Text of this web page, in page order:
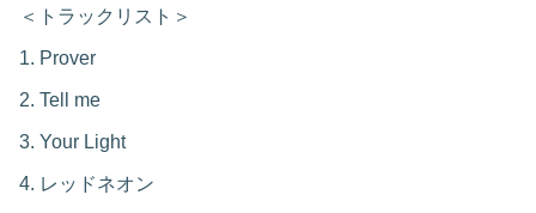
＜トラックリスト＞
1. Prover
2. Tell me
3. Your Light
4. レッドネオン